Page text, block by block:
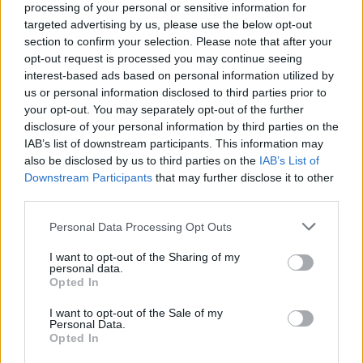
processing of your personal or sensitive information for
targeted advertising by us, please use the below opt-out
section to confirm your selection. Please note that after your
opt-out request is processed you may continue seeing
interest-based ads based on personal information utilized by
us or personal information disclosed to third parties prior to
your opt-out. You may separately opt-out of the further
disclosure of your personal information by third parties on the
IAB’s list of downstream participants. This information may
also be disclosed by us to third parties on the IAB’s List of
Downstream Participants that may further disclose it to other
Please note that this website/app uses one or more Google
not limited to your visit or usage behaviour. You may click to
grant or deny consent to Google and its third-party tags to
use your data for below specified purposes in below Google
consent section.
Personal Data Processing Opt Outs
I want to opt-out of the Sharing of my
personal data.
Opted In
I want to opt-out of the Sale of my
Personal Data.
Opted In
Παράλληλα, ενσωματώνει καινοτόμα τεχνολογία
πουαντικαθιστά το πλαστικό περιτύλιγμα με
χάρτινη λαβή , ενώ σε συνδυασμό με τον νέο,
ελαφρύτερο σχεδιασμό φιάλης, καπακιού και
ετικέτας, μειώνεται το πλαστικό κατά 520 τόνους
ετησίως. Η ενεργειακή κατανάλωση περιορίζεται
κατά 52% και οι εκπομπές CO₂e κατά 2.239
τόνους ετησίως.
Logistics στην Αττικήεντάσσεται στο πλαίσιο
του τεχνολογικού μετασχηματισμού της
εφοδιαστικής αλυσίδας της Coca-Cola Τρία
εξασφαλίζει έξυπνες, αποδοτικές και αξιόπιστες
λειτουργίες σε πραγματικό χρόνο, ενισχύοντας